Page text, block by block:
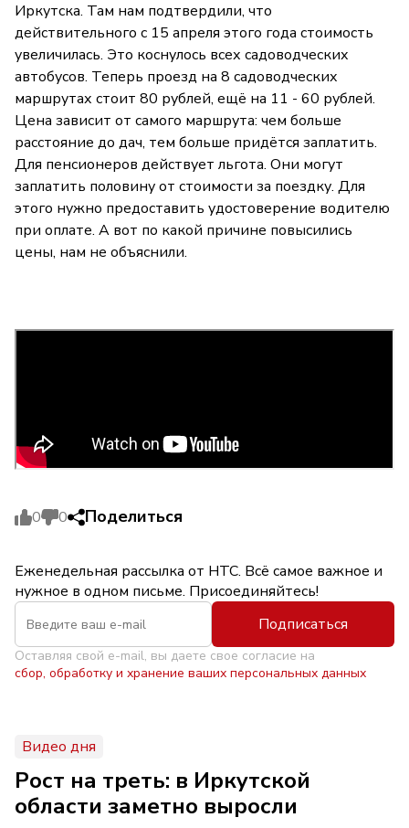
Иркутска. Там нам подтвердили, что
действительного с 15 апреля этого года стоимость
увеличилась. Это коснулось всех садоводческих
автобусов. Теперь проезд на 8 садоводческих
маршрутах стоит 80 рублей, ещё на 11 - 60 рублей.
Цена зависит от самого маршрута: чем больше
расстояние до дач, тем больше придётся заплатить.
Для пенсионеров действует льгота. Они могут
заплатить половину от стоимости за поездку. Для
этого нужно предоставить удостоверение водителю
при оплате. А вот по какой причине повысились
цены, нам не объяснили.
0 0 Поделиться
Еженедельная рассылка от НТС. Всё самое важное и
нужное в одном письме. Присоединяйтесь!
Подписаться
Оставляя свой e-mail, вы даете свое согласие на
сбор, обработку и хранение ваших персональных данных
Видео дня
Рост на треть: в Иркутской
области заметно выросли